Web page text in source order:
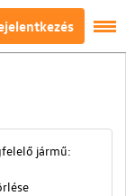
jármű: